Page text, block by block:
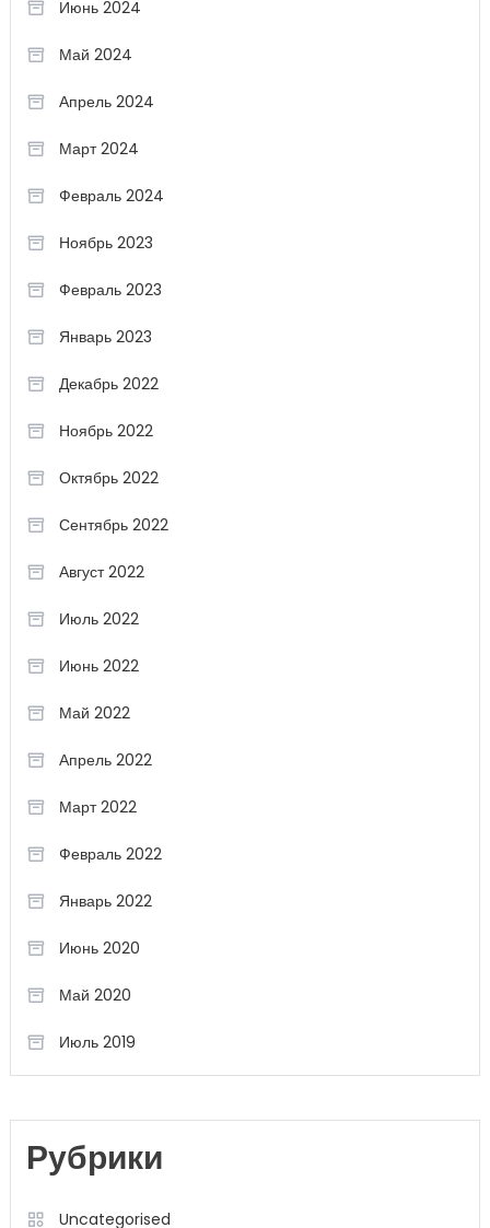
Июнь 2024
Май 2024
Апрель 2024
Март 2024
Февраль 2024
Ноябрь 2023
Февраль 2023
Январь 2023
Декабрь 2022
Ноябрь 2022
Октябрь 2022
Сентябрь 2022
Август 2022
Июль 2022
Июнь 2022
Май 2022
Апрель 2022
Март 2022
Февраль 2022
Январь 2022
Июнь 2020
Май 2020
Июль 2019
Рубрики
Uncategorised